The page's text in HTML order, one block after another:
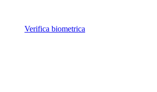
Verifica biometrica